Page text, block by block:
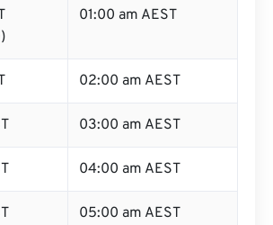
01:00 am AEST
02:00 am AEST
03:00 am AEST
04:00 am AEST
05:00 am AEST